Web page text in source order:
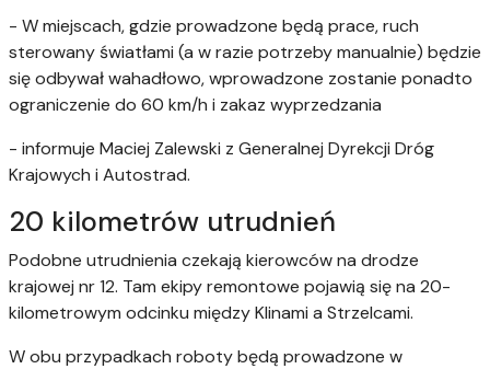
- W miejscach, gdzie prowadzone będą prace, ruch
sterowany światłami (a w razie potrzeby manualnie) będzie
się odbywał wahadłowo, wprowadzone zostanie ponadto
ograniczenie do 60 km/h i zakaz wyprzedzania
- informuje Maciej Zalewski z Generalnej Dyrekcji Dróg
Krajowych i Autostrad.
20 kilometrów utrudnień
Podobne utrudnienia czekają kierowców na drodze
krajowej nr 12. Tam ekipy remontowe pojawią się na 20-
kilometrowym odcinku między Klinami a Strzelcami.
W obu przypadkach roboty będą prowadzone w